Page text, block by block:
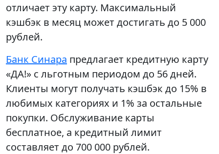
отличает эту карту. Максимальный
кэшбэк в месяц может достигать до 5 000
рублей.
Банк Синара предлагает кредитную карту
«ДА!» с льготным периодом до 56 дней.
Клиенты могут получать кэшбэк до 15% в
любимых категориях и 1% за остальные
покупки. Обслуживание карты
бесплатное, а кредитный лимит
составляет до 700 000 рублей.